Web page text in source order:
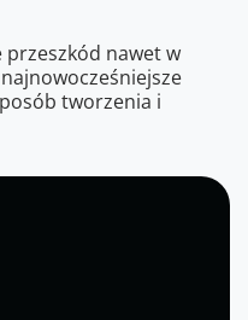
przeszkód nawet w
tworzenia i